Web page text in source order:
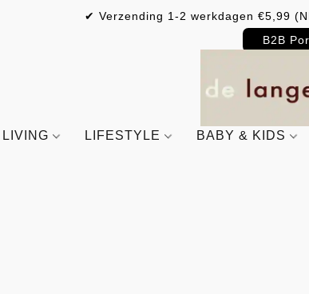
✔ Verzending 1-2 werkdagen €5,99
B2B
LIVING LIFESTYLE BABY & KIDS